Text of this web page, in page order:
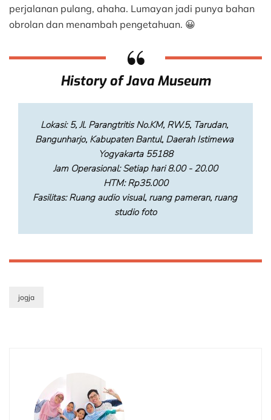
perjalanan pulang, ahaha. Lumayan jadi punya bahan
obrolan dan menambah pengetahuan. 😀
History of Java Museum
Lokasi: 5, Jl. Parangtritis No.KM, RW.5, Tarudan,
Bangunharjo, Kabupaten Bantul, Daerah Istimewa
Yogyakarta 55188
Jam Operasional: Setiap hari 8.00 - 20.00
HTM: Rp35.000
Fasilitas: Ruang audio visual, ruang pameran, ruang
studio foto
jogja